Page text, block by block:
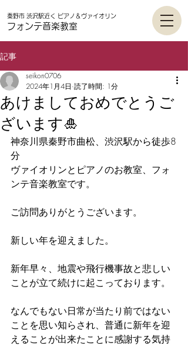
秦野市 渋沢駅近く ピアノ＆ヴァイオリン
フォンテ音楽教室
記事
あけましておめでとうご
ざいます🎍
seikon0706
2024年1月4日 読了時間: 1分
神奈川県秦野市曲松、渋沢駅から徒歩8
分
ヴァイオリンとピアノのお教室、フォ
ンテ音楽教室です。
ご訪問ありがとうございます。
新しい年を迎えました。
新年早々、地震や飛行機事故と悲しい
ことが立て続けに起こっております。
なんでもない日常が当たり前ではない
ことを思い知らされ、普通に新年を迎
えることが出来たことに感謝する気持